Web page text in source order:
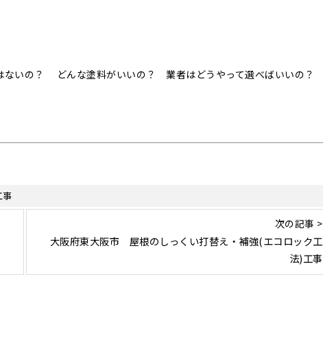
いの？ どんな塗料がいいの？ 業者はどうやって選べばいいの？
次の記事 >
大阪府東大阪市 屋根のしっくい打替え・補強(エコロック工
法)工事